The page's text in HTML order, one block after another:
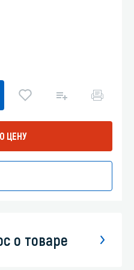
ЦЕНУ
о товаре